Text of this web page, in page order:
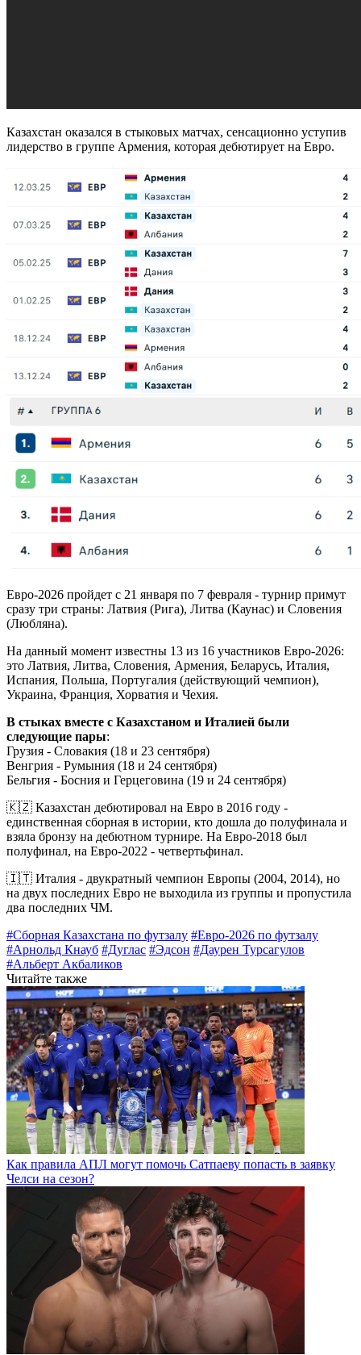
Казахстан оказался в стыковых матчах, сенсационно уступив
лидерство в группе Армения, которая дебютирует на Евро.
Евро-2026 пройдет с 21 января по 7 февраля - турнир примут
сразу три страны: Латвия (Рига), Литва (Каунас) и Словения
(Любляна).
На данный момент известны 13 из 16 участников Евро-2026:
это Латвия, Литва, Словения, Армения, Беларусь, Италия,
Испания, Польша, Португалия (действующий чемпион),
Украина, Франция, Хорватия и Чехия.
В стыках вместе с Казахстаном и Италией были
следующие пары:
Грузия - Словакия (18 и 23 сентября)
Венгрия - Румыния (18 и 24 сентября)
Бельгия - Босния и Герцеговина (19 и 24 сентября)
🇰🇿 Казахстан дебютировал на Евро в 2016 году -
единственная сборная в истории, кто дошла до полуфинала и
взяла бронзу на дебютном турнире. На Евро-2018 был
полуфинал, на Евро-2022 - четвертьфинал.
🇮🇹 Италия - двукратный чемпион Европы (2004, 2014), но
на двух последних Евро не выходила из группы и пропустила
два последних ЧМ.
#Сборная Казахстана по футзалу #Евро-2026 по футзалу
#Арнольд Кнауб #Дуглас #Эдсон #Даурен Турсагулов
#Альберт Акбаликов
Читайте также
Как правила АПЛ могут помочь Сатпаеву попасть в заявку
Челси на сезон?